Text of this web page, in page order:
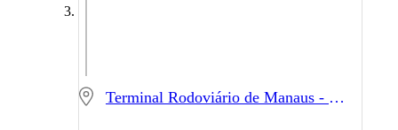
Terminal Rodoviário de Manaus - Manaus - AM